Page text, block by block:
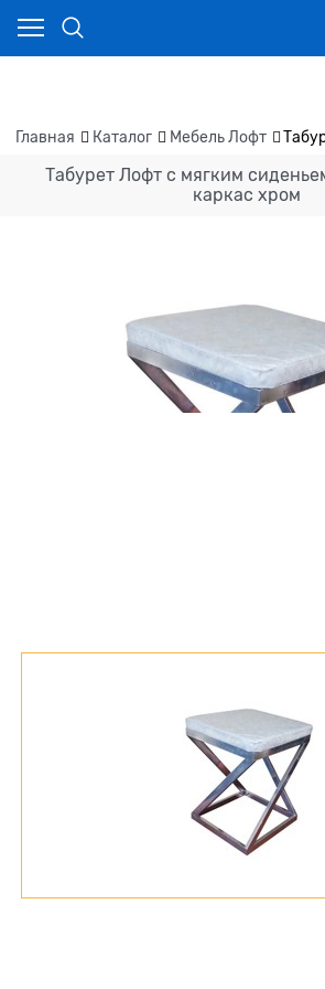
Главная Каталог Мебель Лофт
Табурет Лофт с мягким
каркас хром